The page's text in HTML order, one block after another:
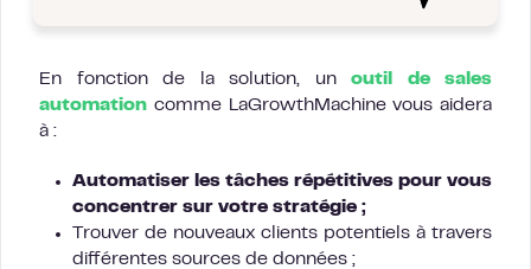
En fonction de la solution, un outil de sales
automation comme LaGrowthMachine vous aidera
à :
Automatiser les tâches répétitives pour vous
concentrer sur votre stratégie ;
Trouver de nouveaux clients potentiels à travers
différentes sources de données ;